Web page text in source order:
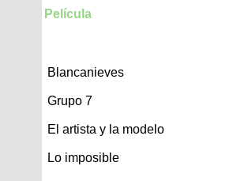
Película
Blancanieves
Grupo 7
El artista y la modelo
Lo imposible